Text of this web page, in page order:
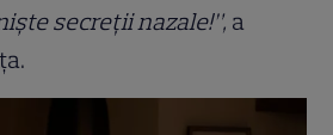
secreții nazale!”, a